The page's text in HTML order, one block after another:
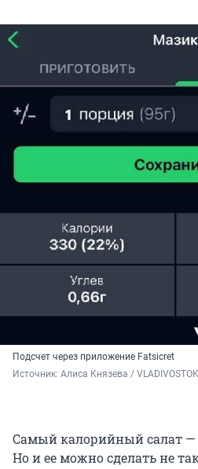
Подсчет через приложение Fatsicret
Источник: Алиса Князева /
Самый калорийный салат —
Но и ее можно сделать не